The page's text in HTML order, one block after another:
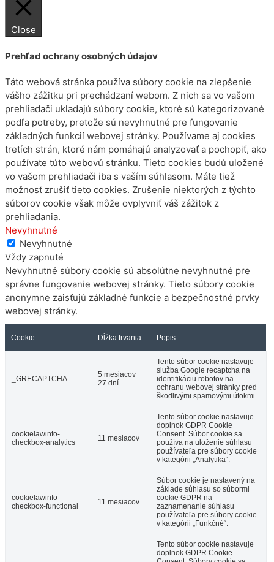
Close
Prehľad ochrany osobných údajov
Táto webová stránka používa súbory cookie na zlepšenie
vášho zážitku pri prechádzaní webom. Z nich sa vo vašom
prehliadači ukladajú súbory cookie, ktoré sú kategorizované
podľa potreby, pretože sú nevyhnutné pre fungovanie
základných funkcií webovej stránky. Používame aj cookies
tretích strán, ktoré nám pomáhajú analyzovať a pochopiť, ako
používate túto webovú stránku. Tieto cookies budú uložené
vo vašom prehliadači iba s vaším súhlasom. Máte tiež
možnosť zrušiť tieto cookies. Zrušenie niektorých z týchto
súborov cookie však môže ovplyvniť váš zážitok z
prehliadania.
Nevyhnutné
Nevyhnutné
Vždy zapnuté
Nevyhnutné súbory cookie sú absolútne nevyhnutné pre
správne fungovanie webovej stránky. Tieto súbory cookie
anonymne zaisťujú základné funkcie a bezpečnostné prvky
webovej stránky.
Cookie Dĺžka trvania Popis
_GRECAPTCHA
5 mesiacov
27 dní
Tento súbor cookie nastavuje
služba Google recaptcha na
identifikáciu robotov na
ochranu webovej stránky pred
škodlivými spamovými útokmi.
cookielawinfo-
checkbox-analytics
11 mesiacov
Tento súbor cookie nastavuje
doplnok GDPR Cookie
Consent. Súbor cookie sa
používa na uloženie súhlasu
používateľa pre súbory cookie
v kategórii „Analytika“.
cookielawinfo-
checkbox-functional
11 mesiacov
Súbor cookie je nastavený na
základe súhlasu so súbormi
cookie GDPR na
zaznamenanie súhlasu
používateľa pre súbory cookie
v kategórii „Funkčné“.
Tento súbor cookie nastavuje
doplnok GDPR Cookie